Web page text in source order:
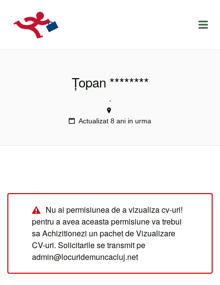
LOCURIDEMUNCACLUJ.NET
Țopan ********
-
Actualizat 8 ani in urma
Nu ai permisiunea de a vizualiza cv-uri!
pentru a avea aceasta permisiune va trebui
sa Achizitionezi un pachet de Vizualizare
CV-uri. Solicitarile se transmit pe
admin@locuridemuncacluj.net